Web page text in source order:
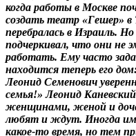
когда работы в Москве
создать театр «Гешер» в
перебралась в Израиль.
подчеркивал, что они не
работать. Ему часто
находится теперь его
Леонид Семенович
семья!» Леонид
женщинами, женой и
любят и ждут. Иногда им
какое-то время, но тем